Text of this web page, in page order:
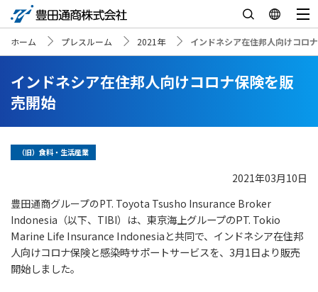
ホーム プレスルーム 2021年 インドネシア在住邦人向けコロ
インドネシア在住邦人向けコロナ保険を販
売開始
（旧）食料・生活産業
2021年03月10日
豊田通商グループのPT. Toyota Tsusho Insurance Broker
Indonesia（以下、TIBI）は、 東京海上グループのPT. Tokio
Marine Life Insurance Indonesiaと共同で、インドネシア在住邦
人向けコロナ保険と感染時サポートサービスを、3月1日より販売
開始しました。